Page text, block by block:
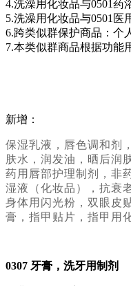
4.洗澡用化妆品与0501
5.洗澡用化妆品与0501
6.跨类似群保护商品：个
7.本类似群商品根据功能
新增：
保湿乳液，唇色调和剂
肤水，润发油，晒后润
药用唇部护理制剂，非
湿液（化妆品），抗衰
身体用闪光粉，双眼皮
膏，指甲贴片，指甲用
0307 牙膏，洗牙用制剂